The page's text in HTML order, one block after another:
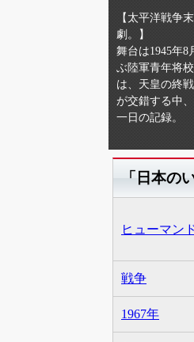
【太平洋戦争
劇。】
舞台は1945年
ぶ陸軍青年将
は、天皇の終
が交錯する中
一日の記録。
「日本の
ヒューマン
戦争
1967年